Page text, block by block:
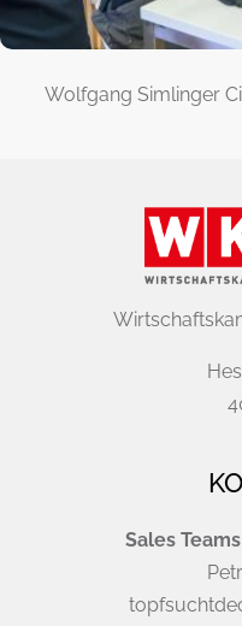
Wolfgang Simlinger
Sales